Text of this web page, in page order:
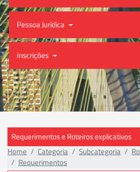
Pessoa Jurídica
Inscrições
Requerimentos e Roteiros explicativos
Home
Categoria Subcategoria
Requerimentos